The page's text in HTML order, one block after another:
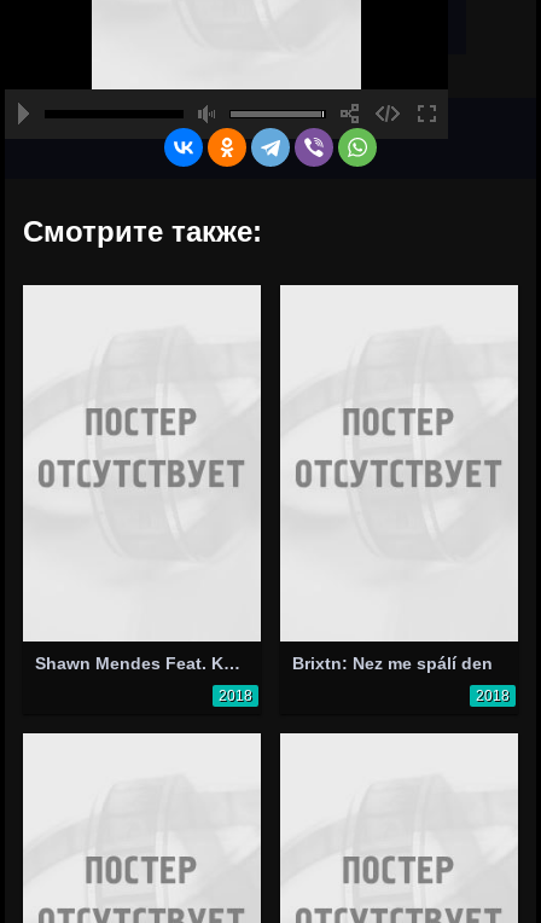
Смотрите также:
Shawn Mendes Feat. Khalid: Youth
2018
Brixtn: Nez me spálí den
2018